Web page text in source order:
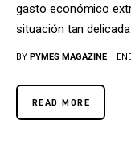
gasto económico
situación tan
BY PYMES MAGAZINE
READ MORE